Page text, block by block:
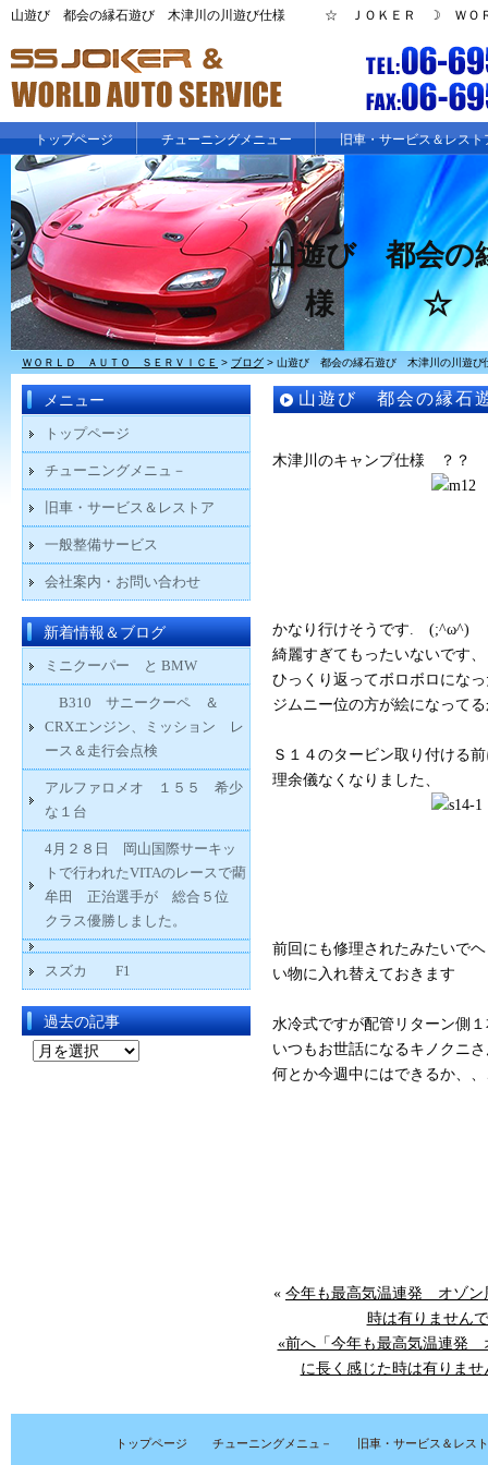
山遊び 都会の縁石遊び 木津川の川遊び仕様 ☆ ＪＯＫＥＲ ☽ ＷＯＲ
トップページ チューニングメニュー 旧車・サービス＆レスト
山遊び 都会の
様 ☆ ＪＯ
ＷＯＲＬＤ ＡＵＴＯ ＳＥＲＶＩＣＥ > ブログ > 山遊び 都会の縁石遊び 木津川の
山遊び 都会の縁
木津川のキャンプ仕様 ？？
かなり行けそうです. (;^ω^)
綺麗すぎてもったいないです
ひっくり返ってボロボロにな
ジムニー位の方が絵になって
Ｓ１４のタービン取り付ける
理余儀なくなりました、
前回にも修理されたみたいで
い物に入れ替えておきます
水冷式ですが配管リターン側
いつもお世話になるキノクニ
何とか今週中にはできるか、
« 今年も最高気温連発 オゾ
時は有りません
«前へ「今年も最高気温連発
に長く感じた時は有りま
メニュー
トップページ
チューニングメニュ－
旧車・サービス＆レストア
一般整備サービス
会社案内・お問い合わせ
新着情報＆ブログ
ミニクーパー と BMW
B310 サニークーペ ＆
CRXエンジン、ミッション レ
ース＆走行会点検
アルファロメオ １５５ 希少
な１台
4月２８日 岡山国際サーキッ
トで行われたVITAのレースで藺
牟田 正治選手が 総合５位
クラス優勝しました。
スズカ F1
過去の記事
トップページ チューニングメニュ－ 旧車・サービス＆レス